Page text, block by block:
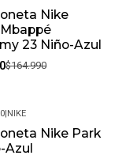
Nike
23 Niño-Azul
$164.990
|NIKE
Nike Park
Azul